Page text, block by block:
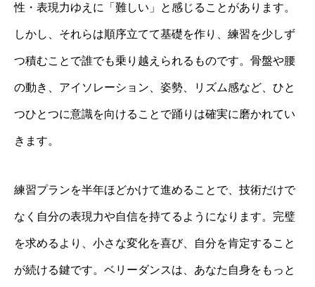
性・表現力ゆえに「難しい」と感じることがあります。
しかし、それらは順序立てて基礎を作り、練習を少しず
つ積むことで誰でも乗り越えられるものです。骨盤や腰
の動き、アイソレーション、姿勢、リズム感など、ひと
つひとつに意識を向けることで踊りは確実に磨かれてい
きます。
練習プランを半年ほどかけて進めることで、技術だけで
なく自分の表現力や自信を持てるようになります。完璧
を求めるより、小さな変化を喜び、自分を肯定すること
が続ける鍵です。ベリーダンスは、あなた自身をもっと